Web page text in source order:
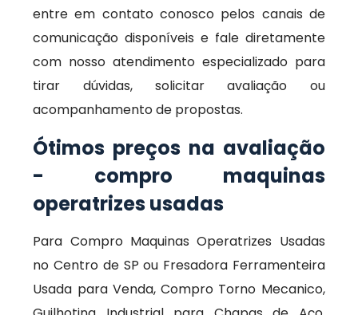
entre em contato conosco pelos canais de
comunicação disponíveis e fale diretamente
com nosso atendimento especializado para
tirar dúvidas, solicitar avaliação ou
acompanhamento de propostas.
Ótimos preços na avaliação
- compro maquinas
operatrizes usadas
Para Compro Maquinas Operatrizes Usadas
no Centro de SP ou Fresadora Ferramenteira
Usada para Venda, Compro Torno Mecanico,